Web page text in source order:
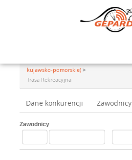
kujawsko-pomorskie) >
Trasa Rekreacyjna
Dane konkurencji Zawodnicy
Zawodnicy